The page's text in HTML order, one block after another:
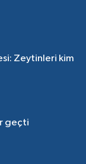
Zeytinleri kim
geçti